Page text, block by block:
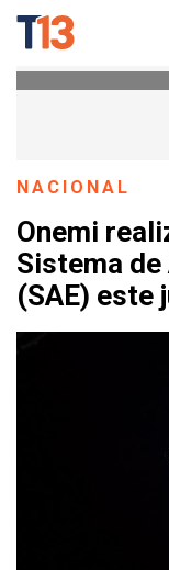
NACIONAL
Onemi
Sistema
(SAE) este